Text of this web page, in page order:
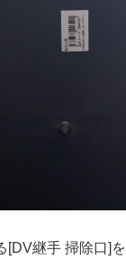
[DV継手 掃除口]